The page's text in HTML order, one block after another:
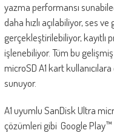
yazma performansı
daha hızlı açılabiliyor, ses
gerçekleştirilebiliyor, kayıtlı
işlenebiliyor. Tüm bu
microSD A1 kart
sunuyor.
A1 uyumlu SanDisk Ultra
çözümleri gibi Google